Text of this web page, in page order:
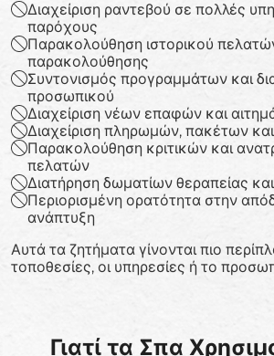
Διαχείριση ραντεβού σε πολλές
παρόχους
Παρακολούθηση ιστορικού
παρακολούθησης
Συντονισμός προγραμμάτων και
προσωπικού
Διαχείριση νέων επαφών και
Διαχείριση πληρωμών, πακέτων
Παρακολούθηση κριτικών και
πελατών
Διατήρηση δωματίων θεραπείας
Περιορισμένη ορατότητα στην
ανάπτυξη
Αυτά τα ζητήματα γίνονται πιο
τοποθεσίες, οι υπηρεσίες ή το
Γιατί τα Σπα